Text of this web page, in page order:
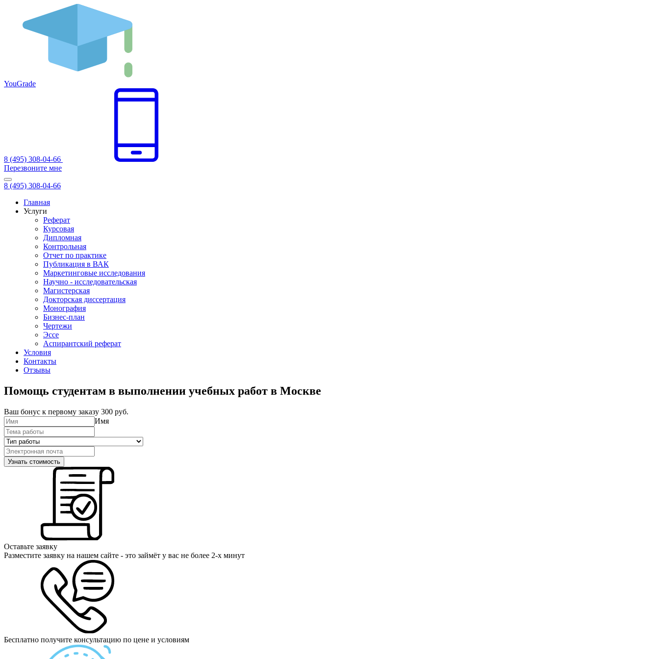
YouGrade
8 (495) 308-04-66
Перезвоните мне
8 (495) 308-04-66
Главная
Услуги
Реферат
Курсовая
Дипломная
Контрольная
Отчет по практике
Публикация в ВАК
Маркетинговые исследования
Научно - исследовательская
Магистерская
Докторская диссертация
Монография
Бизнес-план
Чертежи
Эссе
Аспирантский реферат
Условия
Контакты
Отзывы
Помощь студентам в выполнении учебных работ в Москве
Ваш бонус к первому заказу 300 руб.
Имя
Оставьте заявку
Разместите заявку на нашем сайте - это займёт у вас не более 2-х минут
Бесплатно получите консультацию по цене и условиям